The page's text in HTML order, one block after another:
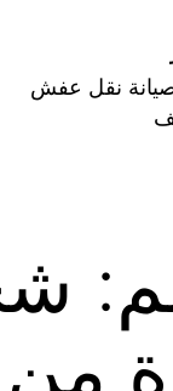
صيانة نقل عفش
من